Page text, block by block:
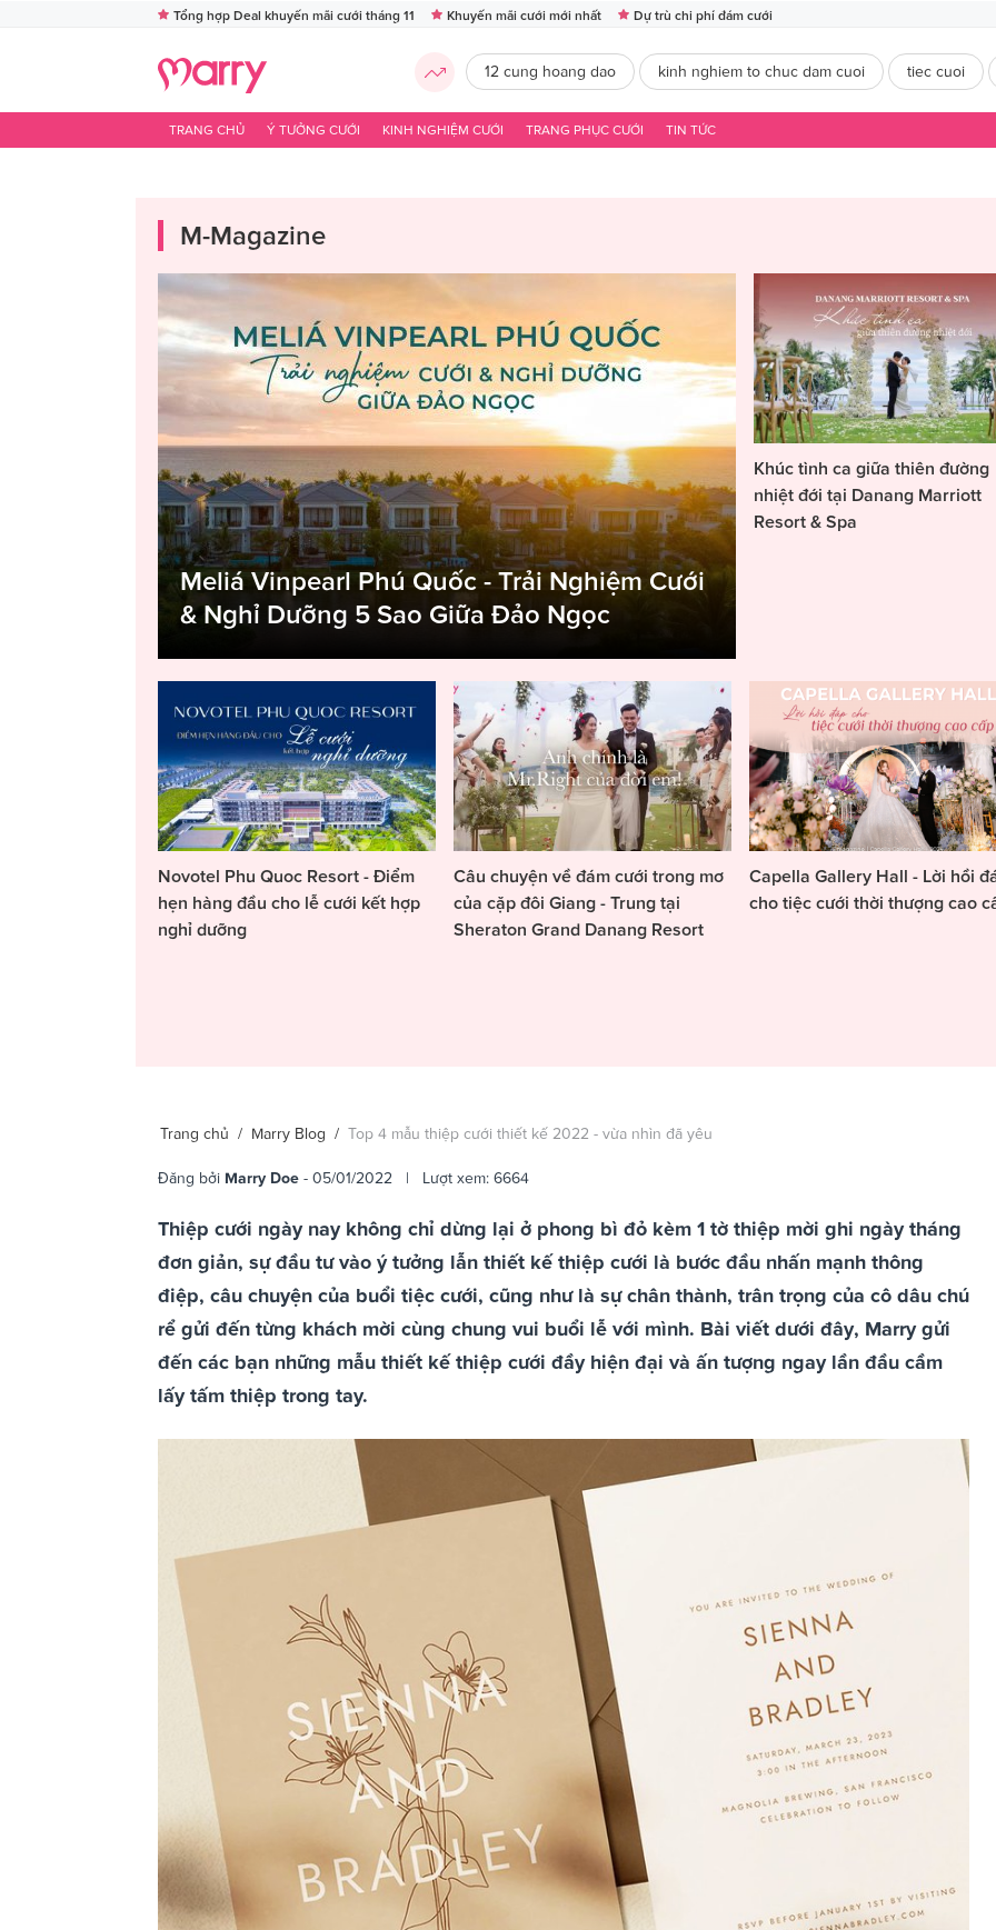
Tổng hợp Deal khuyến mãi cưới tháng 11 Khuyến mãi cưới mới nhất Dự trù chi phí đám cưới
12 cung hoang dao kinh nghiem to chuc dam cuoi tiec cuoi
TRANG CHỦ Ý TƯỞNG CƯỚI KINH NGHIỆM CƯỚI TRANG PHỤC CƯỚI TIN TỨC
M-Magazine
Meliá Vinpearl Phú Quốc - Trải Nghiệm Cưới
& Nghỉ Dưỡng 5 Sao Giữa Đảo Ngọc
Khúc tình ca giữa thiên đường
nhiệt đới tại Danang Marriott
Resort & Spa
Novotel Phu Quoc Resort - Điểm
hẹn hàng đầu cho lễ cưới kết hợp
nghỉ dưỡng
Câu chuyện về đám cưới trong mơ
của cặp đôi Giang - Trung tại
Sheraton Grand Danang Resort
Capella Gallery Hall - Lời hồi
cho tiệc cưới thời thượng cao
Trang chủ / Marry Blog / Top 4 mẫu thiệp cưới thiết kế 2022 - vừa nhìn đã yêu
Đăng bởi Marry Doe - 05/01/2022 | Lượt xem: 6664
Thiệp cưới ngày nay không chỉ dừng lại ở phong bì đỏ kèm 1 tờ thiệp mời ghi ngày tháng
đơn giản, sự đầu tư vào ý tưởng lẫn thiết kế thiệp cưới là bước đầu nhấn mạnh thông
điệp, câu chuyện của buổi tiệc cưới, cũng như là sự chân thành, trân trọng của cô dâu chú
rể gửi đến từng khách mời cùng chung vui buổi lễ với mình. Bài viết dưới đây, Marry gửi
đến các bạn những mẫu thiết kế thiệp cưới đầy hiện đại và ấn tượng ngay lần đầu cầm
lấy tấm thiệp trong tay.